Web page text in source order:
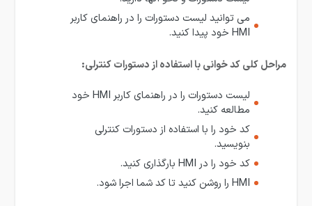
می توانید لیست دستورات را در راهنمای کاربر
HMI خود پیدا کنید.
مراحل کلی کد خوانی با استفاده از دستورات کنترلی:
لیست دستورات را در راهنمای کاربر HMI خود
مطالعه کنید.
کد خود را با استفاده از دستورات کنترلی
بنویسید.
کد خود را در HMI بارگذاری کنید.
HMI را روشن کنید تا کد شما اجرا شود.